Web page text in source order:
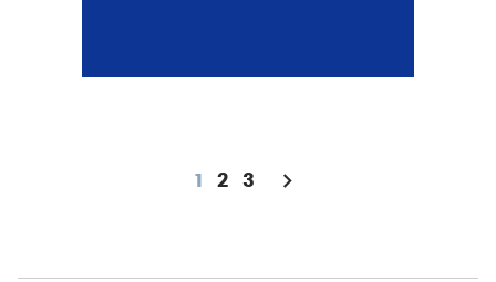
1 2 3 chevron_right